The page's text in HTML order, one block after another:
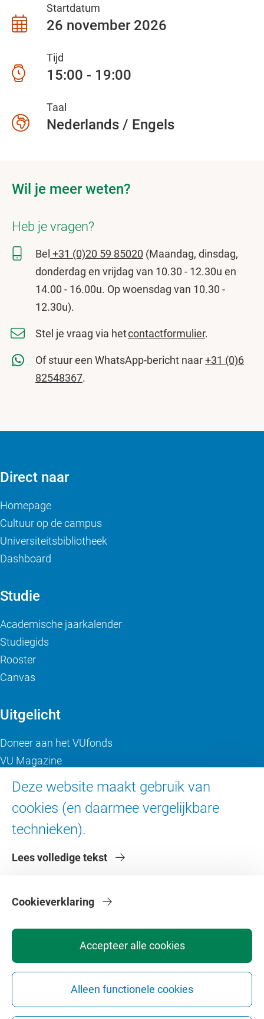
Startdatum
26 november 2026
Tijd
15:00 - 19:00
Taal
Nederlands / Engels
Wil je meer weten?
Heb je vragen?
Bel +31 (0)20 59 85020 (Maandag, dinsdag,
donderdag en vrijdag van 10.30 - 12.30u en
14.00 - 16.00u. Op woensdag van 10.30 -
12.30u).
Stel je vraag via hetcontactformulier.
Of stuur een WhatsApp-bericht naar+31 (0)6
82548367.
Deze website maakt gebruik van
cookies (en daarmee vergelijkbare
technieken).
Lees volledige tekst
Accepteer alle cookies
Alleen functionele cookies
Cookieverklaring
Direct naar
Homepage
Cultuur op de campus
Universiteitsbibliotheek
Dashboard
Studie
Academische jaarkalender
Studiegids
Rooster
Canvas
Uitgelicht
Doneer aan het VUfonds
VU Magazine
Over de VU
Contact en route
Faculteiten